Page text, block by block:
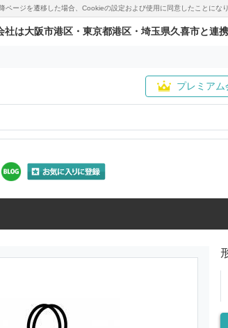
ージを遷移した場合、Cookieの設定および使用に同意したことにな
社は大阪市港区・東京都港区・埼玉県久喜市と連
プレミア